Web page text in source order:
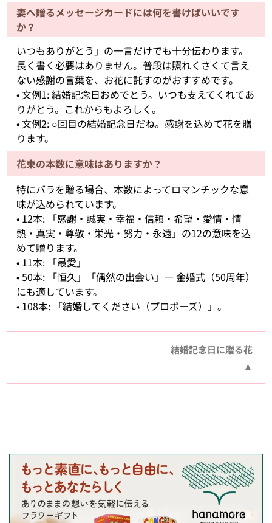
妻へ贈るメッセージカードには何を書けばいいです
か？
いつもありがとう」の一言だけでも十分伝わります。
長く書く必要はありません。普段は照れくさくて言え
ない感謝の言葉を、お花に託すのがおすすめです。
• 文例1: 結婚記念日おめでとう。いつも支えてくれてあ
りがとう。これからもよろしく。
• 文例2: ○回目の結婚記念日だね。感謝を込めて花を贈
ります。
花束の本数に意味はありますか？
特にバラを贈る場合、本数によってロマンチックな意
味が込められています。
• 12本: 「感謝・誠実・幸福・信頼・希望・愛情・情
熱・真実・尊敬・栄光・努力・永遠」の12の意味を込
めて贈ります。
• 11本: 「最愛」
• 50本: 「恒久」「偶然の出会い」— 金婚式（50周年）
にも適しています。
• 108本: 「結婚してください（プロポーズ）」。
結婚記念日に贈る花